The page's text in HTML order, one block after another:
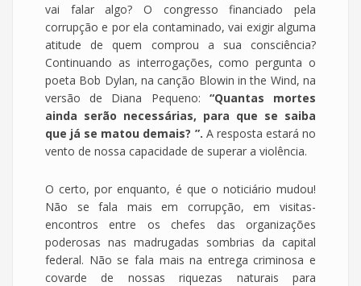
vai falar algo? O congresso financiado pela
corrupção e por ela contaminado, vai exigir alguma
atitude de quem comprou a sua consciência?
Continuando as interrogações, como pergunta o
poeta Bob Dylan, na canção Blowin in the Wind, na
versão de Diana Pequeno: “Quantas mortes
ainda serão necessárias, para que se saiba
que já se matou demais? ”. A resposta estará no
vento de nossa capacidade de superar a violência.
O certo, por enquanto, é que o noticiário mudou!
Não se fala mais em corrupção, em visitas-
encontros entre os chefes das organizações
poderosas nas madrugadas sombrias da capital
federal. Não se fala mais na entrega criminosa e
covarde de nossas riquezas naturais para